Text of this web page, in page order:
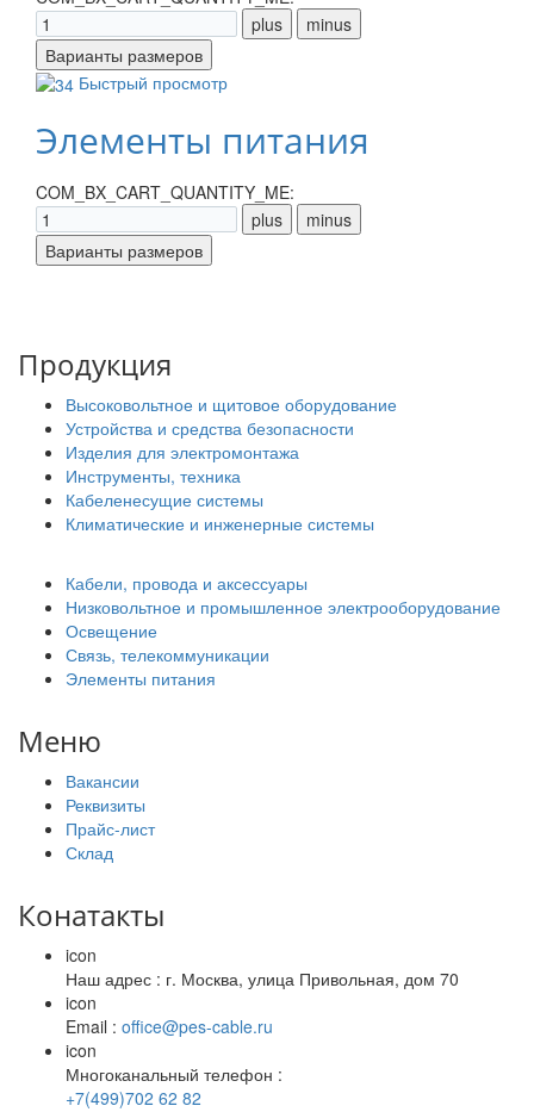
Быстрый просмотр
Элементы питания
COM_BX_CART_QUANTITY_ME:
Продукция
Высоковольтное и щитовое оборудование
Устройства и средства безопасности
Изделия для электромонтажа
Инструменты, техника
Кабеленесущие системы
Климатические и инженерные системы
Кабели, провода и аксессуары
Низковольтное и промышленное электрооборудование
Освещение
Связь, телекоммуникации
Элементы питания
Меню
Вакансии
Реквизиты
Прайс-лист
Склад
Конатакты
icon
Наш адрес : г. Москва, улица Привольная, дом 70
icon
Email : office@pes-cable.ru
icon
Многоканальный телефон :
+7(499)702 62 82